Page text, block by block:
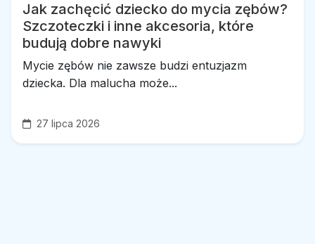
Jak zachęcić dziecko do mycia zębów?
Szczoteczki i inne akcesoria, które
budują dobre nawyki
Mycie zębów nie zawsze budzi entuzjazm
dziecka. Dla malucha może...
27 lipca 2026